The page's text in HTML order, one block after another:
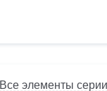
Все элементы серии